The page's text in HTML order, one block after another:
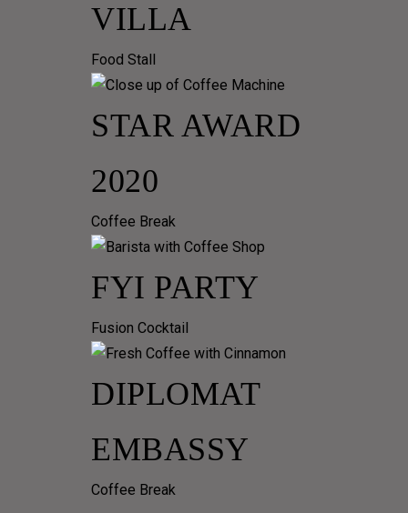
VILLA
Food Stall
STAR AWARD
2020
Coffee Break
FYI PARTY
Fusion Cocktail
DIPLOMAT
EMBASSY
Coffee Break